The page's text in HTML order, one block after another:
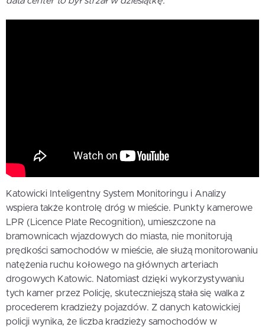
Katowicki Inteligentny System Monitoringu i Analizy
wspiera także kontrolę dróg w mieście. Punkty kamerowe
LPR (Licence Plate Recognition), umieszczone na
bramownicach wjazdowych do miasta, nie monitorują
prędkości samochodów w mieście, ale służą monitorowaniu
natężenia ruchu kołowego na głównych arteriach
drogowych Katowic. Natomiast dzięki wykorzystywaniu
tych kamer przez Policję, skuteczniejszą stała się walka z
procederem kradzieży pojazdów. Z danych katowickiej
policji wynika, że liczba kradzieży samochodów w